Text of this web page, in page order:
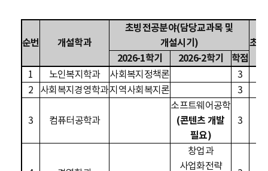
순번 개설학과
초빙전공분야(담당교과목 및
개설시기 )
초
2026-1학기 2026-2학기 학점
1 노인복지학과 사회복지정책론 3
2
사회복지경영학과지역사회복지론 3
3 컴퓨터공학과
소프트웨어공학
(콘텐츠 개발
필요)
3
창업과
사업화전략